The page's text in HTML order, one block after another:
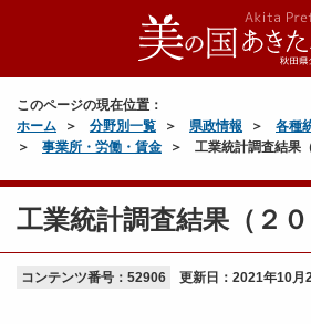
このページの現在位置：
ホーム
分野別一覧 県政情報
各種
事業所・労働・賃金
工業統計調査結果
工業統計調査結果（２０
コンテンツ番号：52906 更新日： 2021年10月